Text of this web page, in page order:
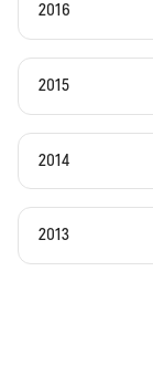
2016
2015
2014
2013